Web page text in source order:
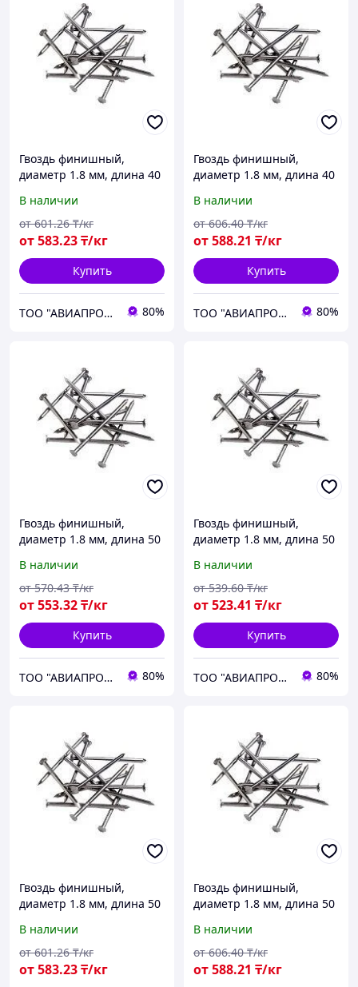
Гвоздь финишный,
диаметр 1.8 мм, длина 40
В наличии
от583.23₸/кг
от 601.26 ₸/кг
Купить
ТОО "АВИАПРОМСТАЛЬ" 80%
Гвоздь финишный,
диаметр 1.8 мм, длина 40
В наличии
от588.21 ₸/кг
от 606.40 ₸/кг
Купить
ТОО "АВИАПРОМСТАЛЬ" 80%
Гвоздь финишный,
диаметр 1.8 мм, длина 50
В наличии
от553.32₸/кг
от 570.43 ₸/кг
Купить
ТОО "АВИАПРОМСТАЛЬ" 80%
Гвоздь финишный,
диаметр 1.8 мм, длина 50
В наличии
от523.41 ₸/кг
от 539.60 ₸/кг
Купить
ТОО "АВИАПРОМСТАЛЬ" 80%
Гвоздь финишный,
диаметр 1.8 мм, длина 50
В наличии
от583.23₸/кг
от 601.26 ₸/кг
Гвоздь финишный,
диаметр 1.8 мм, длина 50
В наличии
от588.21 ₸/кг
от 606.40 ₸/кг